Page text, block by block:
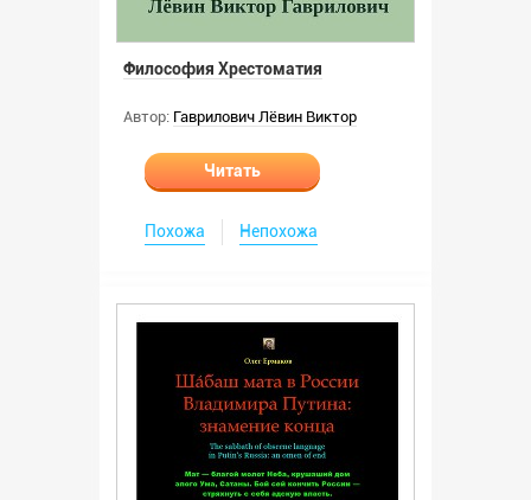
Философия Хрестоматия
Автор: Гаврилович Лёвин Виктор
Читать
Похожа Непохожа